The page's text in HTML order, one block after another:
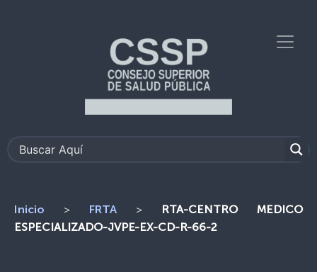
Inicio > FRTA >
RTA-CENTRO MEDICO
ESPECIALIZADO-JVPE-EX-CD-R-66-2